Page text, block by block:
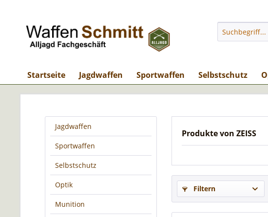
Startseite Jagdwaffen Sportwaffen Selbstschutz
Jagdwaffen
Sportwaffen
Selbstschutz
Optik
Munition
Produkte von ZEISS
Filtern